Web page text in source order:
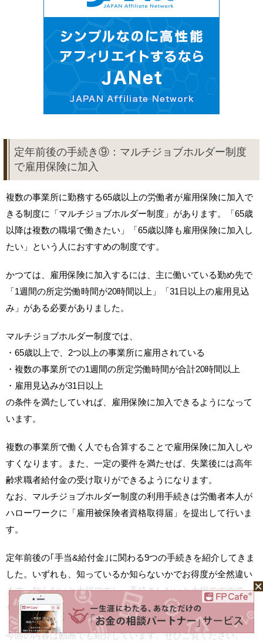
定年前後の手続き⑨：マルチジョブホルダー制度
で雇用保険に加入
複数の事業所に勤務する65歳以上の労働者が雇用保険に加入で
きる制度に「マルチジョブホルダー制度」があります。「65歳
以降は複数の職場で働きたい」「65歳以降も雇用保険に加入し
たい」という人におすすめの制度です。
かつては、雇用保険に加入するには、主に働いている勤め先で
「1週間の所定労働時間が20時間以上」「31日以上の雇用見込
み」がある必要がありました。
マルチジョブホルダー制度では、
・65歳以上で、2つ以上の事業所に雇用されている
・複数の事業所での1週間の所定労働時間が合計20時間以上
・雇用見込みが31日以上
の条件を満たしていれば、雇用保険に加入できるようになって
います。
複数の事業所で働く人でも合算することで雇用保険に加入しや
すくなります。また、一定の要件を満たせば、失業後には高年
齢求職者給付金の受け取りができるようになります。
なお、マルチジョブホルダー制度の利用手続きは労働者本人が
ハローワークに「雇用被保険者資格取得届」を提出して行いま
す。
定年前後の｢手当&給付金｣に関わる9つの手続きを紹介してきま
した。いずれも、知っているか知らないかでお得度が全然違い
ます。知らないと大損ですし、手続きしないと大損ですので、
ぜひお得になるように活用していただければと考えます。
今回の内容は動画でも紹介しています。ぜひご覧ください。